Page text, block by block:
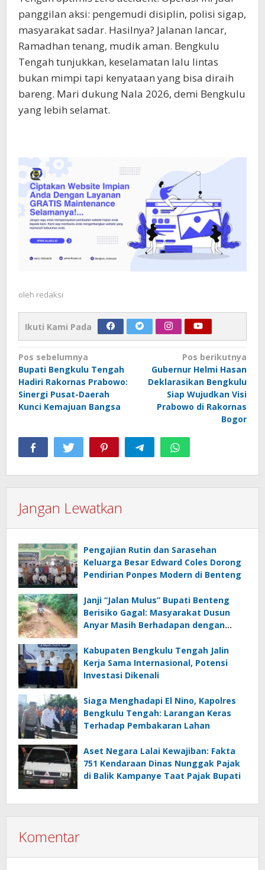
panggilan aksi: pengemudi disiplin, polisi sigap,
masyarakat sadar. Hasilnya? Jalanan lancar,
Ramadhan tenang, mudik aman. Bengkulu
Tengah tunjukkan, keselamatan lalu lintas
bukan mimpi tapi kenyataan yang bisa diraih
bareng. Mari dukung Nala 2026, demi Bengkulu
yang lebih selamat.
oleh redaksi
Ikuti Kami Pada
Navigasi
pos
Pos sebelumnya
Bupati Bengkulu Tengah
Hadiri Rakornas Prabowo:
Sinergi Pusat-Daerah
Kunci Kemajuan Bangsa
Pos berikutnya
Gubernur Helmi Hasan
Deklarasikan Bengkulu
Siap Wujudkan Visi
Prabowo di Rakornas
Bogor
Jangan Lewatkan
Pengajian Rutin dan Sarasehan
Keluarga Besar Edward Coles Dorong
Pendirian Ponpes Modern di Benteng
Janji “Jalan Mulus” Bupati Benteng
Berisiko Gagal: Masyarakat Dusun
Anyar Masih Berhadapan dengan
Kabupaten Bengkulu Tengah Jalin
Kerja Sama Internasional, Potensi
Investasi Dikenali
Siaga Menghadapi El Nino, Kapolres
Bengkulu Tengah: Larangan Keras
Terhadap Pembakaran Lahan
Aset Negara Lalai Kewajiban: Fakta
751 Kendaraan Dinas Nunggak Pajak
di Balik Kampanye Taat Pajak Bupati
Komentar